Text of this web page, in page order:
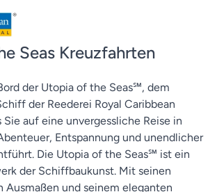
Seas Kreuzfahrten
der Utopia of the Seas℠, dem
der Reederei Royal Caribbean
Sie auf eine unvergessliche Reise in
Entspannung und unendlicher
Die Utopia of the Seas℠ ist ein
der Schiffbaukunst. Mit seinen
Ausmaßen und seinem eleganten